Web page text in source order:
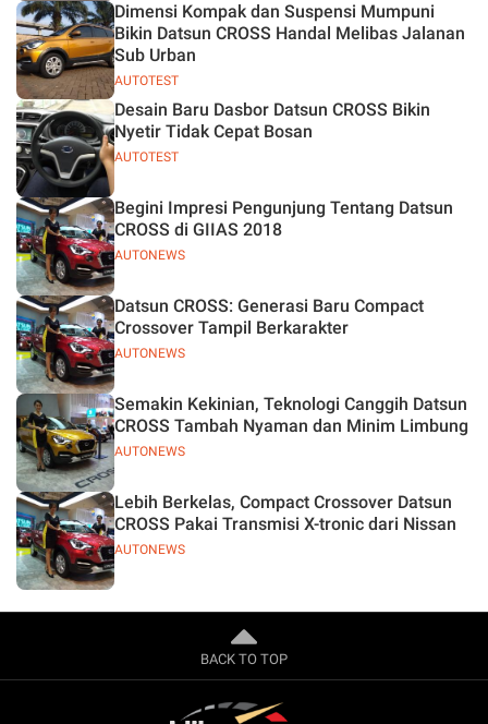
AUTOTEST
Dimensi Kompak dan Suspensi Mumpuni
Bikin Datsun CROSS Handal Melibas Jalanan
Sub Urban
AUTOTEST
Desain Baru Dasbor Datsun CROSS Bikin
Nyetir Tidak Cepat Bosan
AUTONEWS
Begini Impresi Pengunjung Tentang Datsun
CROSS di GIIAS 2018
AUTONEWS
Datsun CROSS: Generasi Baru Compact
Crossover Tampil Berkarakter
AUTONEWS
Semakin Kekinian, Teknologi Canggih Datsun
CROSS Tambah Nyaman dan Minim Limbung
AUTONEWS
Lebih Berkelas, Compact Crossover Datsun
CROSS Pakai Transmisi X-tronic dari Nissan
BACK TO TOP